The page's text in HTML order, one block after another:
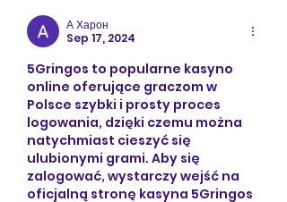
А Харон
Sep 17, 2024
5Gringos to popularne kasyno
online oferujące graczom w
Polsce szybki i prosty proces
logowania, dzięki czemu można
natychmiast cieszyć się
ulubionymi grami. Aby się
zalogować, wystarczy wejść na